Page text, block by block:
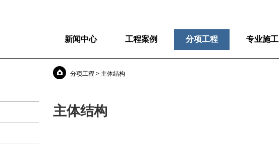
专业施工
分项工程
工程案例
新闻中心
分项工程 > 主体结构
主体结构